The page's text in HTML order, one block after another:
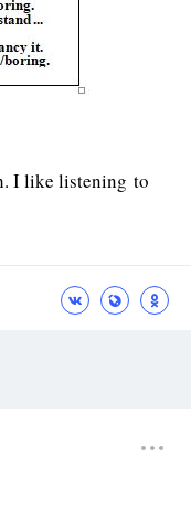
I like listening to